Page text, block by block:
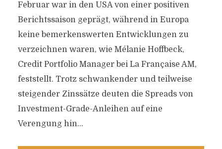
Februar war in den USA von einer positiven
Berichtssaison geprägt, während in Europa
keine bemerkenswerten Entwicklungen zu
verzeichnen waren, wie Mélanie Hoffbeck,
Credit Portfolio Manager bei La Française AM,
feststellt. Trotz schwankender und teilweise
steigender Zinssätze deuten die Spreads von
Investment-Grade-Anleihen auf eine
Verengung hin...